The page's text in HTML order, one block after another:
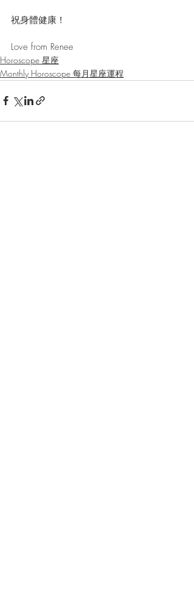
祝身體健康！
Love from Renee
Horoscope 星座
Monthly Horoscope 每月星座運程